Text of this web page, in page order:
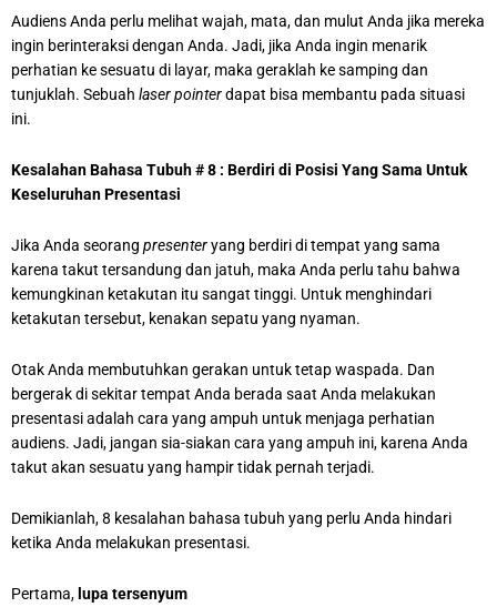
Audiens Anda perlu melihat wajah, mata, dan mulut Anda jika mereka
ingin berinteraksi dengan Anda. Jadi, jika Anda ingin menarik
perhatian ke sesuatu di layar, maka geraklah ke samping dan
tunjuklah. Sebuah laser pointerdapat bisa membantu pada situasi
ini.
Kesalahan Bahasa Tubuh # 8 : Berdiri di Posisi Yang Sama Untuk
Keseluruhan Presentasi
Jika Anda seorang presenteryang berdiri di tempat yang sama
karena takut tersandung dan jatuh, maka Anda perlu tahu bahwa
kemungkinan ketakutan itu sangat tinggi. Untuk menghindari
ketakutan tersebut, kenakan sepatu yang nyaman.
Otak Anda membutuhkan gerakan untuk tetap waspada. Dan
bergerak di sekitar tempat Anda berada saat Anda melakukan
presentasi adalah cara yang ampuh untuk menjaga perhatian
audiens. Jadi, jangan sia-siakan cara yang ampuh ini, karena Anda
takut akan sesuatu yang hampir tidak pernah terjadi.
Demikianlah, 8 kesalahan bahasa tubuh yang perlu Anda hindari
ketika Anda melakukan presentasi.
Pertama, lupa tersenyum